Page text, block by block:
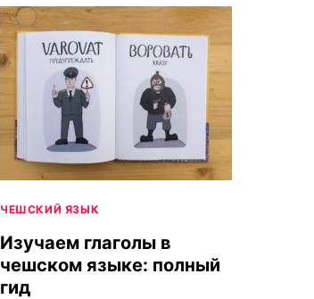
ЧЕШСКИЙ ЯЗЫК
Изучаем глаголы в
чешском языке: полный
гид